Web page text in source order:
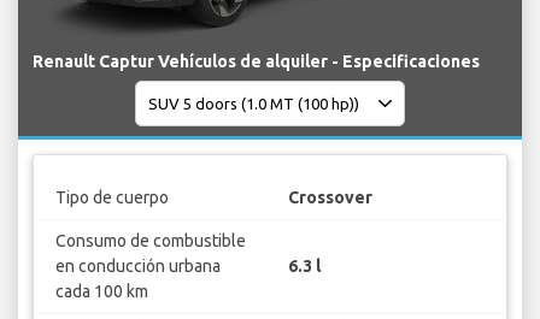
Renault Captur Vehículos de alquiler - Especificaciones
Tipo de cuerpo Crossover
Consumo de combustible
en conducción urbana
cada 100 km
6.3 l